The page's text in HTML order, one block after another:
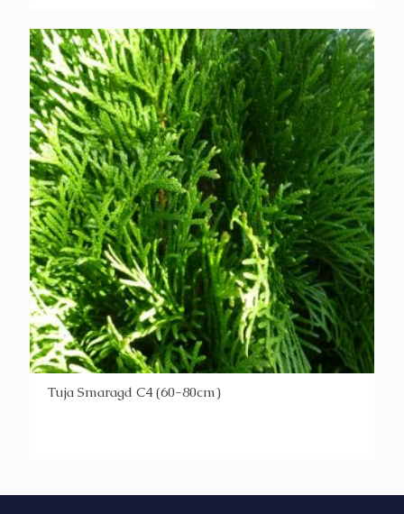
Tuja Smaragd C4 (60-80cm)